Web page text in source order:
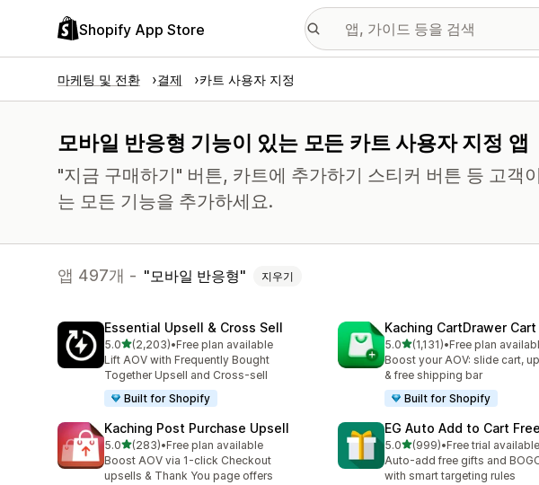
Shopify App Store
마케팅 및 전환 결제 카트 사용자 지정
모바일 반응형 기능이 있는 모든 카트 사용자 지정 앱
"지금 구매하기" 버튼, 카트에 추가하기 스티커 버튼 등 고객
는 모든 기능을 추가하세요.
앱 497개 - 모바일 반응형 지우기
Essential Upsell & Cross Sell
5.0별 5개 중
(2,203)
총 리뷰 2203개
•Free plan available
Lift AOV with Frequently Bought
Together Upsell and Cross-sell
Built for Shopify
Kaching CartDrawer
5.0별 5개 중
(1,131)
총 리뷰 1131개
•Free plan
Boost your AOV: slide cart,
& free shipping bar
Built for Shopify
Kaching Post Purchase Upsell
5.0별 5개 중
(283)
총 리뷰 283개
•Free plan available
Boost AOV via 1-click Checkout
upsells & Thank You page offers
EG Auto Add to Cart
5.0별 5개 중
(999)
총 리뷰 999개
•Free trial available
Auto-add free gifts and
with smart targeting rules